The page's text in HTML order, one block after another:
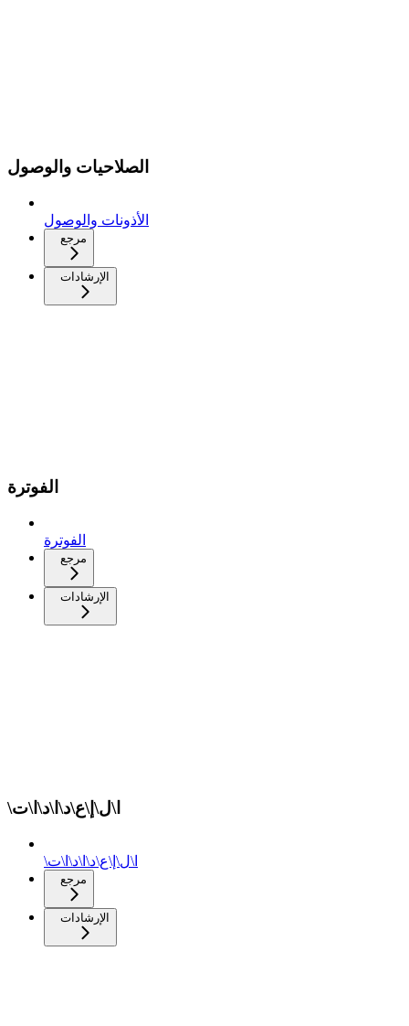
الصلاحيات والوصول
الأذونات والوصول
مرجع
الإرشادات
الفوترة
الفوترة
مرجع
الإرشادات
\ا\ل\إ\ع\د\ا\د\ا\ت
\ا\ل\إ\ع\د\ا\د\ا\ت
مرجع
الإرشادات